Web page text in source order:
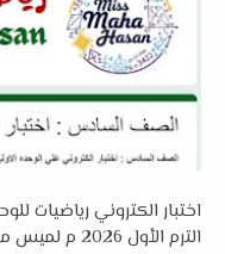
اختبار الكتروني رياضيات
الترم الأول 2026 م لميس مها حسن